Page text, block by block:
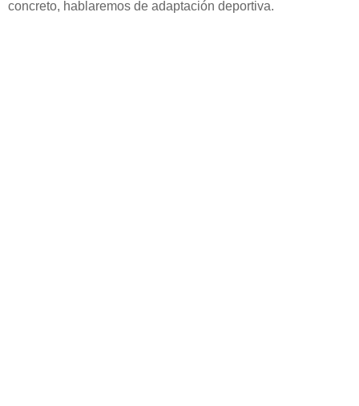
concreto, hablaremos de adaptación deportiva.